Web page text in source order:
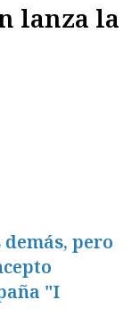
lanza la
pero
"I